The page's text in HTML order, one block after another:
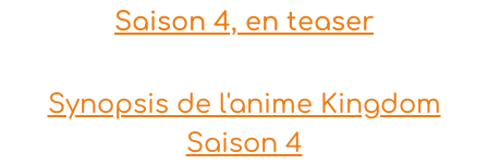
Saison 4, en teaser
Synopsis de l'anime Kingdom
Saison 4